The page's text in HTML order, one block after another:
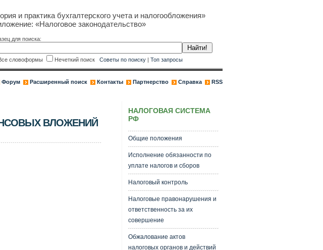
и практика бухгалтерского учета и налогообложения»
«Налоговое законодательство»
для поиска:
словоформы Нечеткий поиск Советы по поиску| Топ запросы
Форум Расширенный поиск Контакты Партнерство Справка RSS
ВЛОЖЕНИЙ
НАЛОГОВАЯ СИСТЕМА
РФ
Общие положения
Исполнение обязанности по
уплате налогов и сборов
Налоговый контроль
Налоговые правонарушения и
ответственность за их
совершение
Обжалование актов
налоговых органов и действий